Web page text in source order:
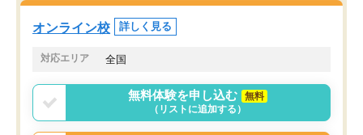
オンライン校 詳しく見る
対応エリア 全国
無料体験を申し込む
無料
（リストに追加する）